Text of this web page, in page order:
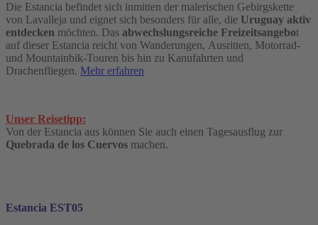
Die Estancia befindet sich inmitten der malerischen Gebirgskette
von Lavalleja und eignet sich besonders für alle, die Uruguay aktiv
entdecken möchten. Das abwechslungsreiche Freizeitsangebot
auf dieser Estancia reicht von Wanderungen, Ausritten, Motorrad-
und Mountainbik-Touren bis hin zu Kanufahrten und
Drachenfliegen. Mehr erfahren
Unser Reisetipp:
Von der Estancia aus können Sie auch einen Tagesausflug zur
Quebrada de los Cuervos machen.
Estancia EST05